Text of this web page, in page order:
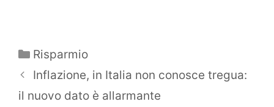
Categorie
Risparmio
Inflazione, in Italia non conosce tregua:
il nuovo dato è allarmante